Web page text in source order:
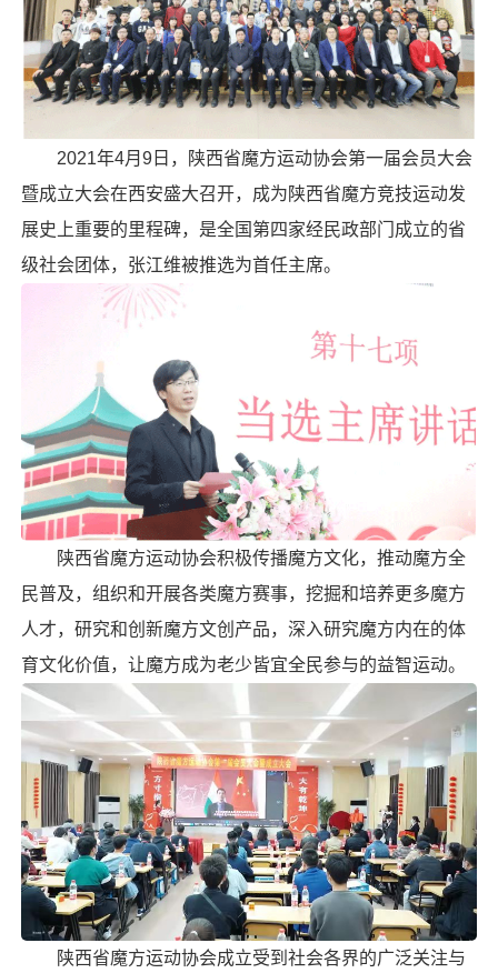
2021年4月9日，陕西省魔方运动协会第一届会员大会
暨成立大会在西安盛大召开，成为陕西省魔方竞技运动发
展史上重要的里程碑，是全国第四家经民政部门成立的省
级社会团体， 张江维被推选为首任主席。
陕西省魔方运动协会积极传播魔方文化，推动魔方全
民普及，组织和开展各类魔方赛事，挖掘和培养更多魔方
人才，研究和创新魔方文创产品，深入研究魔方内在的体
育文化价值，让魔方成为老少皆宜全民参与的益智运动。
陕西省魔方运动协会成立受到社会各界的广泛关注与